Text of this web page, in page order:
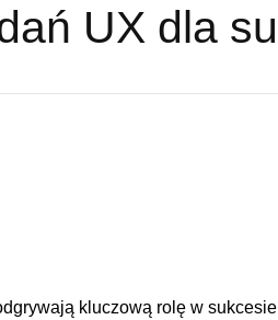
UX dla
kluczową‌ rolę‍ w